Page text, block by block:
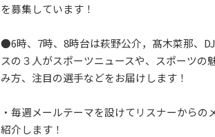
を募集しています！
●6時、7時、8時台は萩野公介，髙木菜那、
スの３人がスポーツニュースや、スポーツの
み方、注目の選手などをお届けします！
・毎週メールテーマを設けてリスナーからの
紹介します！